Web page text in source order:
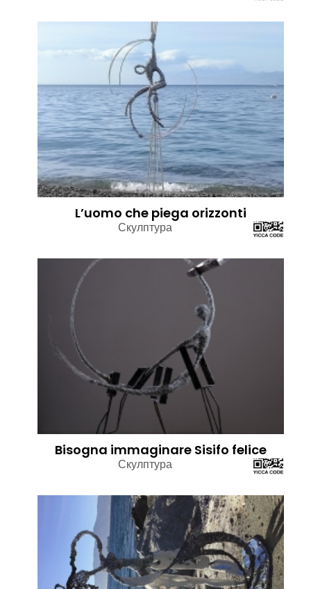
L’uomo che piega orizzonti
Скулптура
Bisogna immaginare Sisifo felice
Скулптура